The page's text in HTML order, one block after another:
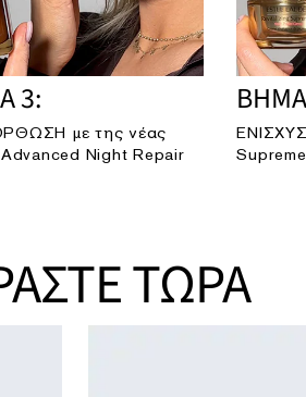
3:
με της νέας
Advanced Night Repair
ΤΩΡΑ